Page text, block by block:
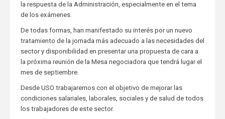
la respuesta de la Administración, especialmente en el tema
de los exámenes.
De todas formas, han manifestado su interés por un nuevo
tratamiento de la jornada más adecuado a las necesidades del
sector y disponibilidad en presentar una propuesta de cara a
la próxima reunión de la Mesa negociadora que tendrá lugar el
mes de septiembre.
Desde USO trabajaremos con el objetivo de mejorar las
condiciones salariales, laborales, sociales y de salud de todos
los trabajadores de este sector.